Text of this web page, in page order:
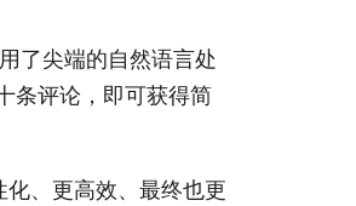
了尖端的自然语言处
条评论，即可获得简
、更高效、最终也更